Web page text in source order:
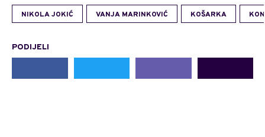
NIKOLA JOKIĆ VANJA MARINKOVIĆ KOŠARKA
PODIJELI